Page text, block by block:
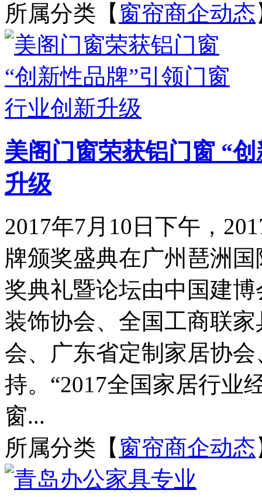
所属分类【 窗帘商企动态
美阁门窗荣获铝门窗 “
升级
2017年7月10日下午，
牌颁奖盛典在广州琶洲
奖典礼暨论坛由中国建
装饰协会、全国工商联
会、广东省定制家居协
持。“2017全国家居行业
窗...
所属分类【 窗帘商企动态